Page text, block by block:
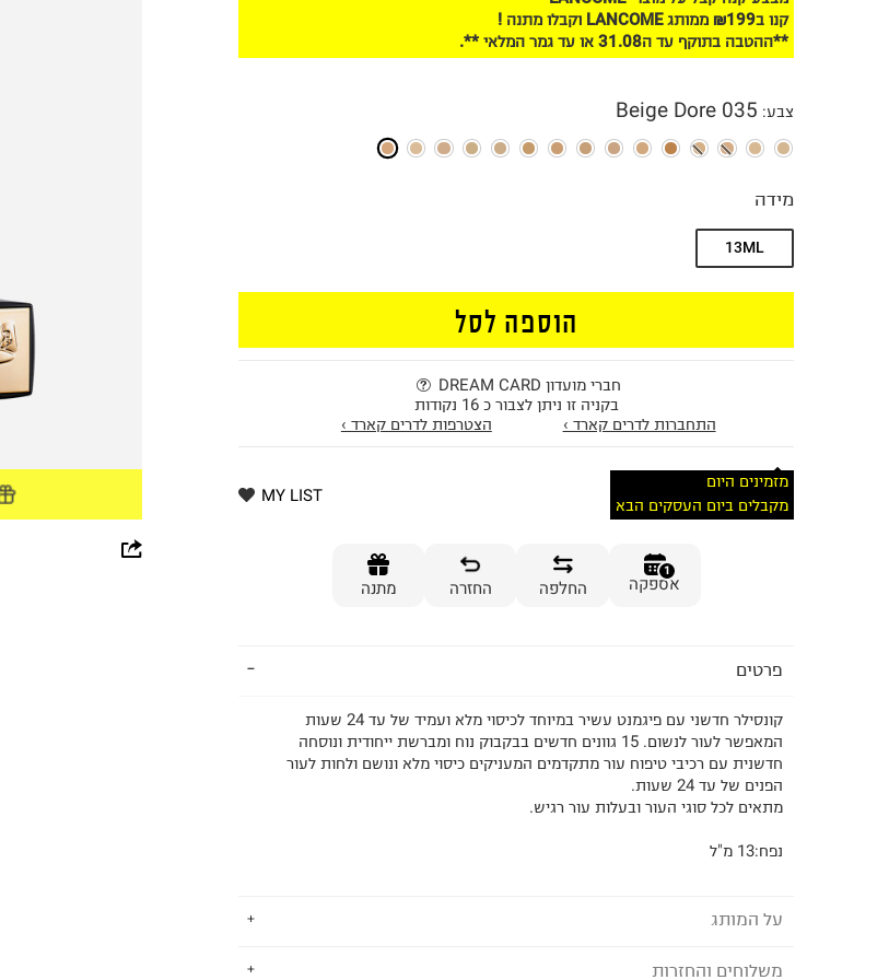
קנו ב₪199 ממותג LANCOME וקבלו מתנה !
**ההטבה בתוקף עד ה31.08 או עד גמר המלאי **.
צבע:
035 Beige Dore
מידה
13ML
הוספה לסל
חברי מועדון DREAM CARD
בקניה זו ניתן לצבור כ 16 נקודות
התחברות לדרים קארד ›
הצטרפות לדרים קארד ›
מזמינים היום
מקבלים ביום העסקים הבא
MY LIST
1
אספקה החלפה החזרה מתנה
פרטים
קונסילר חדשני עם פיגמנט עשיר במיוחד לכיסוי מלא ועמיד של עד 24 שעות
המאפשר לעור לנשום. 15 גוונים חדשים בבקבוק נוח ומברשת ייחודית ונוסחה
חדשנית עם רכיבי טיפוח עור מתקדמים המעניקים כיסוי מלא ונושם ולחות לעור
הפנים של עד 24 שעות.
מתאים לכל סוגי העור ובעלות עור רגיש.
נפח:13 מ"ל
על המותג
LANCOME - לנקום
משלוחים והחזרות